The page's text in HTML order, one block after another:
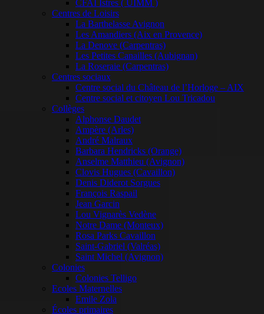
CFAI Istres ( UIMM )
Centres de Loisirs
La Barthelasse Avignon
Les Amandiers (Aix en Provence)
La Denove (Carpentras)
Les Petites Canailles (Aubignan)
La Roseraie (Carpentras)
Centres sociaux
Centre social du Château de l’Horloge – AIX
Centre social et citoyen Lou Tricadou
Collèges
Alphonse Daudet
Ampère (Arles)
André Malraux
Barbara Hendricks (Orange)
Anselme Matthieu (Avignon)
Clovis Hugues (Cavaillon)
Denis Diderot Sorgues
François Raspail
Jean Garcin
Lou Vignarès Vedène
Notre Dame (Monteux)
Rosa Parks Cavaillon
Saint-Gabriel (Valréas)
Saint Michel (Avignon)
Colonies
Colonies Telligo
Ecoles Maternelles
Emile Zola
Écoles primaires